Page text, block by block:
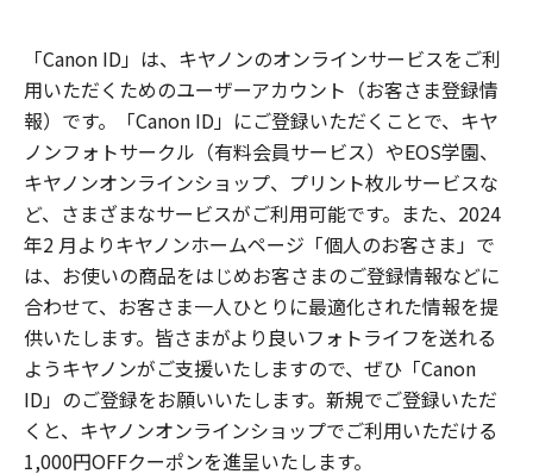
「Canon ID」は、キヤノンのオンラインサービスをご利
用いただくためのユーザーアカウント（お客さま登録情
報）です。「Canon ID」にご登録いただくことで、キヤ
ノンフォトサークル（有料会員サービス）やEOS学園、
キヤノンオンラインショップ、プリント枚ルサービスな
ど、さまざまなサービスがご利用可能です。また、2024
年2 月よりキヤノンホームページ「個人のお客さま」で
は、お使いの商品をはじめお客さまのご登録情報などに
合わせて、お客さま一人ひとりに最適化された情報を提
供いたします。皆さまがより良いフォトライフを送れる
ようキヤノンがご支援いたしますので、ぜひ「Canon
ID」のご登録をお願いいたします。新規でご登録いただ
くと、キヤノンオンラインショップでご利用いただける
1,000円OFFクーポンを進呈いたします。